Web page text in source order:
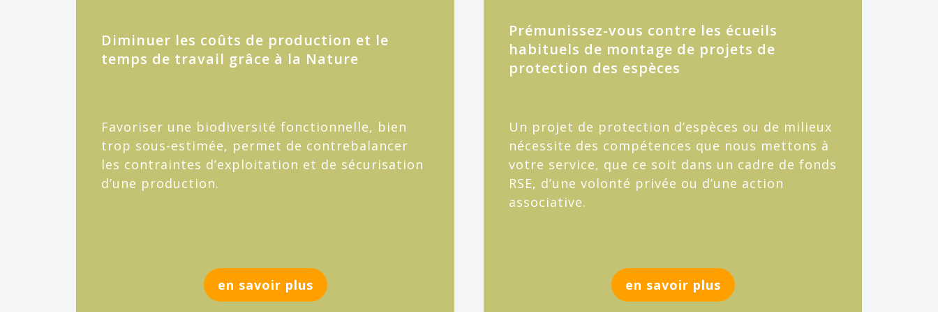
Diminuer les coûts de production et le
temps de travail grâce à la Nature
Favoriser une biodiversité fonctionnelle, bien
trop sous-estimée, permet de contrebalancer
les contraintes d’exploitation et de sécurisation
d’une production.
en savoir plus
Prémunissez-vous contre les écueils
habituels de montage de projets de
protection des espèces
Un projet de protection d’espèces ou de milieux
nécessite des compétences que nous mettons à
votre service, que ce soit dans un cadre de fonds
RSE, d’une volonté privée ou d’une action
associative.
en savoir plus